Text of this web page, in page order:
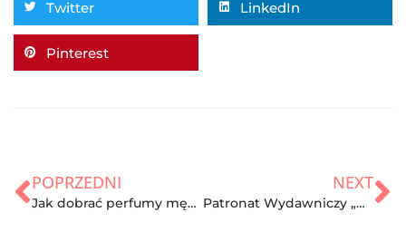
Twitter LinkedIn
Pinterest
POPRZEDNI
Jak dobrać perfumy męskie? Podkreśl swój charakter
NEXT
Patronat Wydawniczy „Kompletna dieta przeciwzapalna” Leslie Langevin